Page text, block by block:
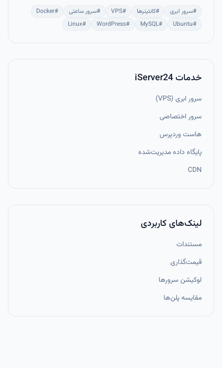
#سرور ابری #کانتینرها #
VPS
#سرور ساعتی #
Docker
#
Ubuntu
#
MySQL
#
WordPress
#
Linux
خدمات iServer24
سرور ابری (VPS)
سرور اختصاصی
هاست وردپرس
پایگاه داده مدیریت‌شده
CDN
لینک‌های کاربردی
مستندات
قیمت‌گذاری
لوکیشن سرورها
مقایسه پلن‌ها